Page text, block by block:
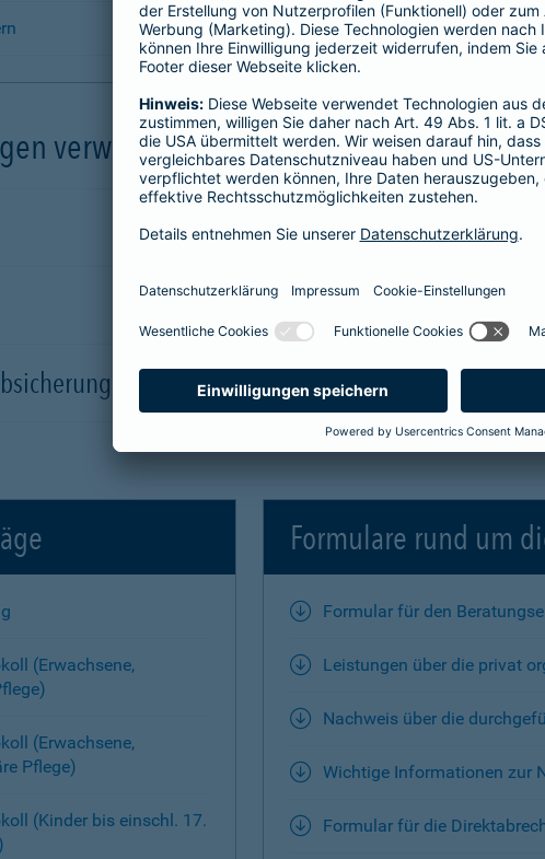
verwalten
(Erwachsene,
(Erwachsene,
Pflege)
(Kinder bis einschl. 17.
Formulare rund um
Formular für den
Leistungen über die privat
Nachweis über die
Wichtige Informationen zur
Formular für die